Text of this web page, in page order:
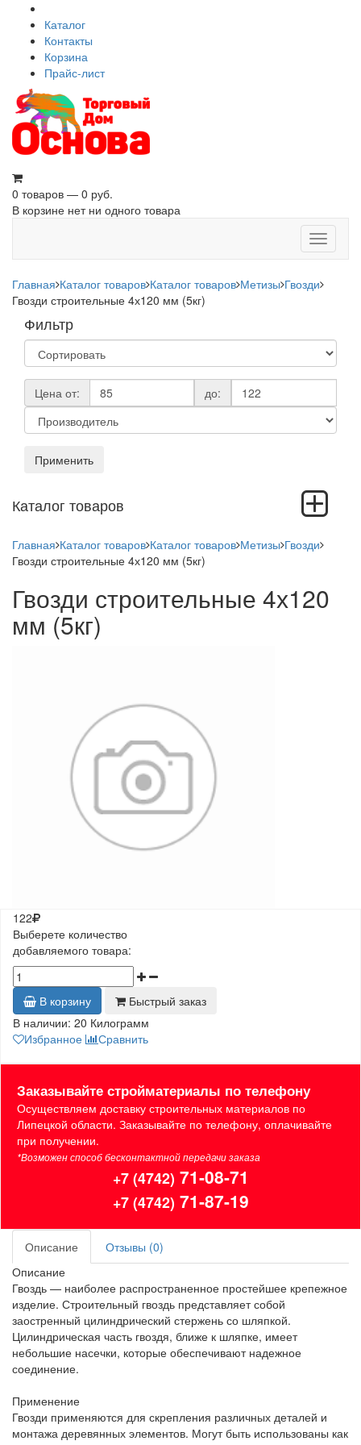
Каталог
Контакты
Корзина
Прайс-лист
0 товаров — 0 руб.
В корзине нет ни одного товара
Toggle
Главная Каталог товаров Каталог товаров Метизы Гвозди
Гвозди строительные 4х120 мм (5кг)
Фильтр
Цена от: до:
Применить
Каталог товаров
Toggle
navigation
Главная Каталог товаров Каталог товаров Метизы Гвозди
Гвозди строительные 4х120 мм (5кг)
Гвозди строительные 4х120
мм (5кг)
122
Выберете количество
добавляемого товара:
В корзину
Быстрый заказ
В наличии: 20 Килограмм
Избранное
Сравнить
Заказывайте стройматериалы по телефону
Осуществляем доставку строительных материалов по
Липецкой области. Заказывайте по телефону, оплачивайте
при получении.
*Возможен способ бесконтактной передачи заказа
+7 (4742) 71-08-71
+7 (4742) 71-87-19
Описание
Отзывы (0)
Описание
Гвоздь — наиболее распространенное простейшее крепежное
изделие. Строительный гвоздь представляет собой
заостренный цилиндрический стержень со шляпкой.
Цилиндрическая часть гвоздя, ближе к шляпке, имеет
небольшие насечки, которые обеспечивают надежное
соединение.
Применение
Гвозди применяются для скрепления различных деталей и
монтажа деревянных элементов. Могут быть использованы как